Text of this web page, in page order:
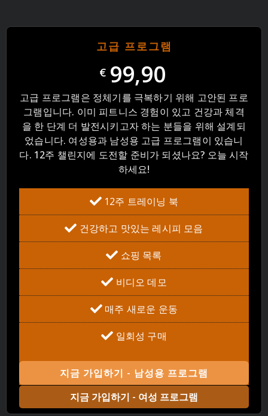
고급 프로그램
€ 99,90
고급 프로그램은 정체기를 극복하기 위해 고안된 프로
그램입니다. 이미 피트니스 경험이 있고 건강과 체격
을 한 단계 더 발전시키고자 하는 분들을 위해 설계되
었습니다. 여성용과 남성용 고급 프로그램이 있습니
다. 12주 챌린지에 도전할 준비가 되셨나요? 오늘 시작
하세요!
12주 트레이닝 북
건강하고 맛있는 레시피 모음
쇼핑 목록
비디오 데모
매주 새로운 운동
일회성 구매
지금 가입하기 - 남성용 프로그램
지금 가입하기 - 여성 프로그램